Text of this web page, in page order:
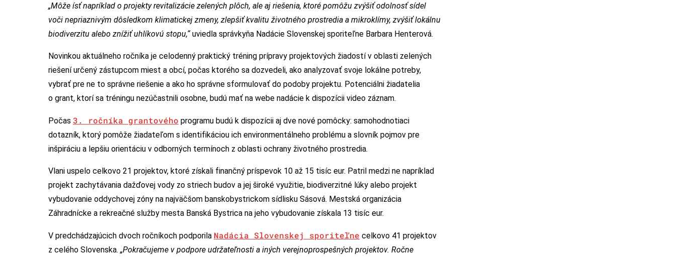
„Môže ísť napríklad o projekty revitalizácie zelených plôch, ale aj riešenia, ktoré pomôžu zvýšiť odolnosť sídel
voči nepriaznivým dôsledkom klimatickej zmeny, zlepšiť kvalitu životného prostredia a mikroklímy, zvýšiť lokálnu
biodiverzitu alebo znížiť uhlíkovú stopu,“uviedla správkyňa Nadácie Slovenskej sporiteľne Barbara Henterová.
Novinkou aktuálneho ročníka je celodenný praktický tréning prípravy projektových žiadostí v oblasti zelených
riešení určený zástupcom miest a obcí, počas ktorého sa dozvedeli, ako analyzovať svoje lokálne potreby,
vybrať pre ne to správne riešenie a ako ho správne sformulovať do podoby projektu. Potenciálni žiadatelia
o grant, ktorí sa tréningu nezúčastnili osobne, budú mať na webe nadácie k dispozícii video záznam.
Počas 3. ročníka grantového programu budú k dispozícii aj dve nové pomôcky: samohodnotiaci
dotazník, ktorý pomôže žiadateľom s identifikáciou ich environmentálneho problému a slovník pojmov pre
inšpiráciu a lepšiu orientáciu v odborných termínoch z oblasti ochrany životného prostredia.
Vlani uspelo celkovo 21 projektov, ktoré získali finančný príspevok 10 až 15 tisíc eur. Patril medzi ne napríklad
projekt zachytávania dažďovej vody zo striech budov a jej široké využitie, biodiverzitné lúky alebo projekt
vybudovanie oddychovej zóny na najväčšom banskobystrickom sídlisku Sásová. Mestská organizácia
Záhradnícke a rekreačné služby mesta Banská Bystrica na jeho vybudovanie získala 13 tisíc eur.
V predchádzajúcich dvoch ročníkoch podporila Nadácia Slovenskej sporiteľne celkovo 41 projektov
z celého Slovenska. „Pokračujeme v podpore udržateľnosti a iných verejnoprospešných projektov. Ročne